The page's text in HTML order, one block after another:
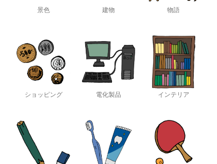
景色 建物 物語
ショッピング 電化製品 インテリア